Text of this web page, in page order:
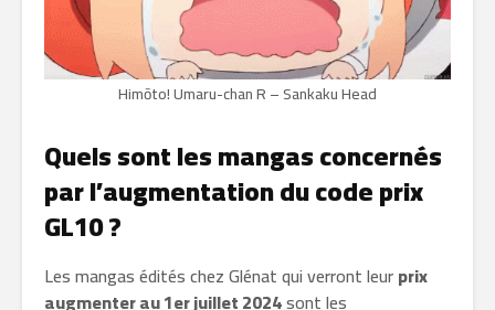
Himōto! Umaru-chan R – Sankaku Head
Quels sont les mangas concernés
par l’augmentation du code prix
GL10 ?
Les mangas édités chez Glénat qui verront leurprix
augmenter au 1er juillet 2024sont les